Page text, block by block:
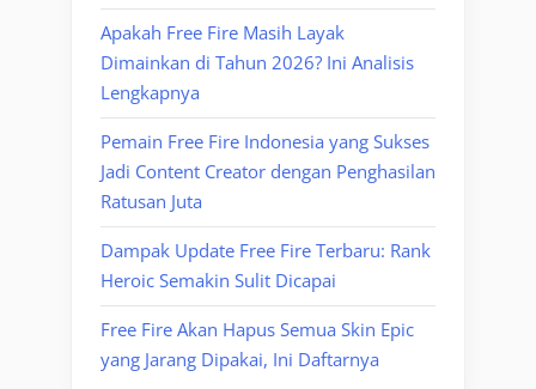
Apakah Free Fire Masih Layak
Dimainkan di Tahun 2026? Ini Analisis
Lengkapnya
Pemain Free Fire Indonesia yang Sukses
Jadi Content Creator dengan Penghasilan
Ratusan Juta
Dampak Update Free Fire Terbaru: Rank
Heroic Semakin Sulit Dicapai
Free Fire Akan Hapus Semua Skin Epic
yang Jarang Dipakai, Ini Daftarnya